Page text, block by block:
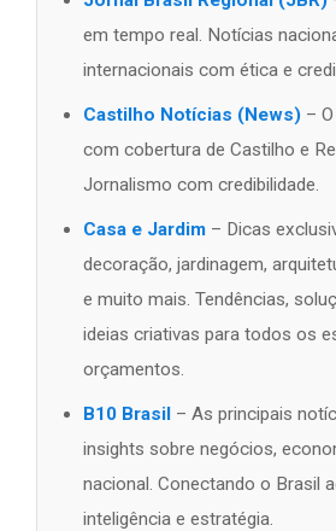
em tempo real. Notícias
internacionais com ética e
Castilho Notícias (News) –
com cobertura de Castilho e
Jornalismo com credibilidade.
Casa e Jardim – Dicas
decoração, jardinagem,
e muito mais. Tendências,
ideias criativas para todos os
orçamentos.
B10 Brasil – As principais
insights sobre negócios,
nacional. Conectando o Brasil
inteligência e estratégia.